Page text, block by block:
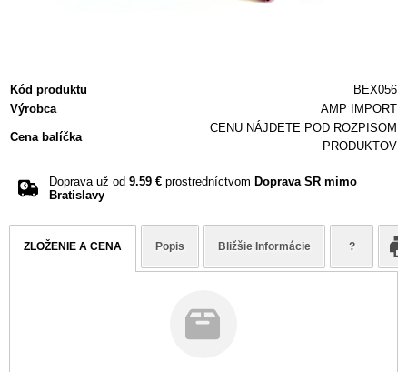
Kód produktu
BEX056
Výrobca
AMP IMPORT
Cena balíčka
CENU NÁJDETE POD ROZPISOM
PRODUKTOV
Doprava už od 9.59 € prostredníctvom Doprava SR mimo
Bratislavy
ZLOŽENIE A CENA Popis Bližšie Informácie ?